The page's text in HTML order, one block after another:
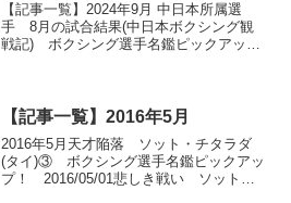
【記事一覧】2024年9月 中日本所属選
手 8月の試合結果(中日本ボクシング観
戦記) ボクシング選手名鑑ピックアッ
【記事一覧】2016年5月
2016年5月天才陥落 ソット・チタラダ
(タイ)③ ボクシング選手名鑑ピックアッ
プ！ 2016/05/01悲しき戦い ソット・